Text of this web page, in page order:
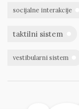
socijalne interakcije
taktilni sistem
vestibularni sistem